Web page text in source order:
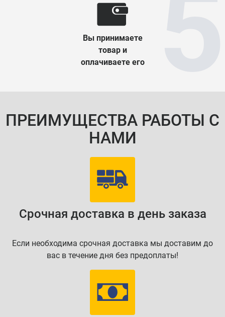
Вы принимаете
товар и
оплачиваете его
ПРЕИМУЩЕСТВА РАБОТЫ С
НАМИ
Срочная доставка в день заказа
Если необходима срочная доставка мы доставим до
вас в течение дня без предоплаты!